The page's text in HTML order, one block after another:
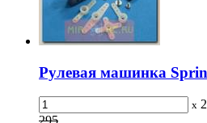
Рулевая машинка
x